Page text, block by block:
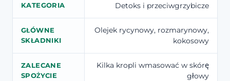
KATEGORIA Detoks i przeciwgrzybicze
GŁÓWNE
SKŁADNIKI
Olejek rycynowy, rozmarynowy,
kokosowy
ZALECANE
SPOŻYCIE
Kilka kropli wmasować w skórę
głowy